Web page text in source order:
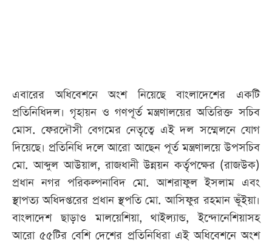
এবারের অধিবেশনে অংশ নিয়েছে বাংলাদেশের একটি
প্রতিনিধিদল। গৃহায়ন ও গণপূর্ত মন্ত্রণালয়ের অতিরিক্ত সচিব
মোস. ফেরদৌসী বেগমের নেতৃত্বে এই দল সম্মেলনে যোগ
দিয়েছে। প্রতিনিধি দলে আরো আছেন পূর্ত মন্ত্রণালয়ে উপসচিব
মো. আব্দুল আউয়াল, রাজধানী উন্নয়ন কর্তৃপক্ষের (রাজউক)
প্রধান নগর পরিকল্পনাবিদ মো. আশরাফুল ইসলাম এবং
স্থাপত্য অধিদপ্তরের প্রধান স্থপতি মো. আসিফুর রহমান ভূঁইয়া।
বাংলাদেশ ছাড়াও মালয়েশিয়া, থাইল্যান্ড, ইন্দোনেশিয়াসহ
আরো ৫৫টির বেশি দেশের প্রতিনিধিরা এই অধিবেশনে অংশ